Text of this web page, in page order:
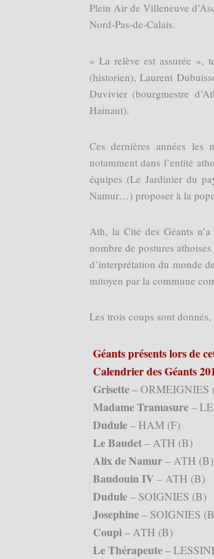
Plein Air de Villeneuve
Nord-Pas-de-Calais.
« La relève est assurée »,
(historien), Laurent
Duvivier (bourgmestre
Hainaut).
Ces dernières années les
notamment dans l’entité
équipes (Le Jardinier du
Namur…) proposer à la
Ath, la Cité des Géants
nombre de postures
d’interprétation du monde
mitoyen par la commune
Les trois coups sont
Géants présents lors de
Calendrier des Géants
Grisette– ORMEIGNIES
Madame Tramasure–
Dudule– HAM (F)
Le Baudet– ATH (B)
Alix de Namur– ATH (B)
Baudouin IV – ATH (B)
Dudule– SOIGNIES (B)
Josephine– SOIGNIES
Coupi– ATH (B)
Le Thérapeute–